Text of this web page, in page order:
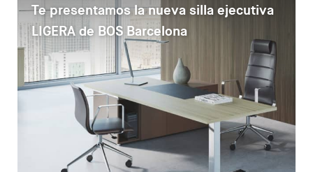
Te presentamos la nueva silla ejecutiva
LIGERA de BOS Barcelona